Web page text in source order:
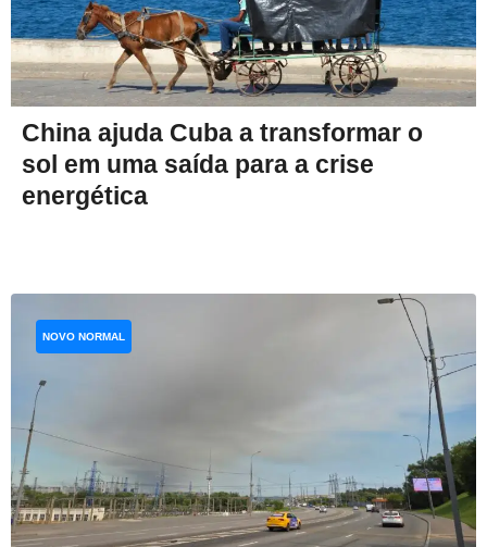
China ajuda Cuba a transformar o
sol em uma saída para a crise
energética
NOVO NORMAL